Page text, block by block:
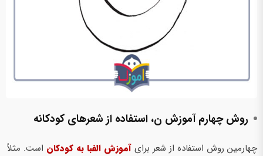
روش چهارم آموزش ن، استفاده از شعرهای کودکانه
چهارمین روش استفاده از شعر برای آموزش الفبا به کودکان است. مثلاً